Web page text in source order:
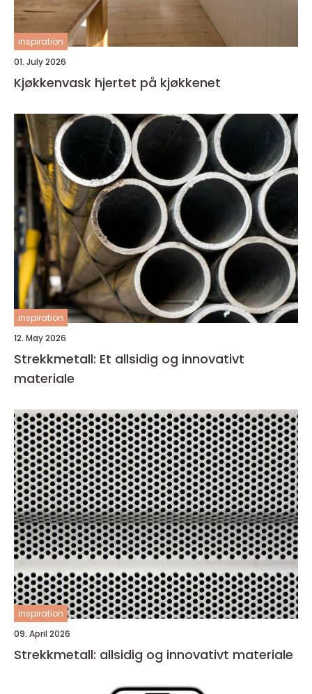
inspiration
01. July 2026
Kjøkkenvask hjertet på kjøkkenet
inspiration
12. May 2026
Strekkmetall: Et allsidig og innovativt
materiale
inspiration
09. April 2026
Strekkmetall: allsidig og innovativt materiale